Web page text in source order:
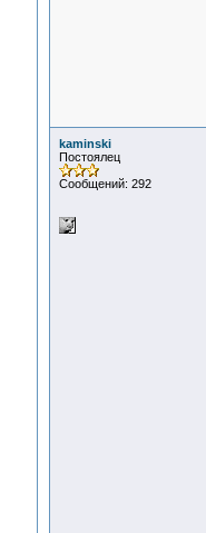
kaminski
Постоялец
Сообщений: 292